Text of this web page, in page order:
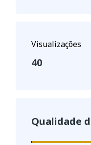
Visualizações
40
Qualidade